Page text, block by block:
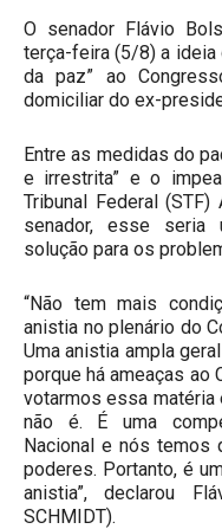
O senador Flávio
terça-feira (5/8) a ideia
da paz” ao
domiciliar do ex-
Entre as medidas do
e irrestrita” e o
Tribunal Federal
senador, esse seria
solução para os
“Não tem mais
anistia no plenário do
Uma anistia ampla
porque há ameaças ao
votarmos essa matéria
não é. É uma
Nacional e nós temos
poderes. Portanto, é
anistia”, declarou
SCHMIDT).